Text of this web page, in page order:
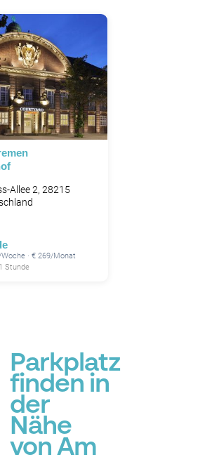
Allee 2, 28215
· € 269/Monat
Stunde
Parkplatz
finden in
der
Nähe
von Am